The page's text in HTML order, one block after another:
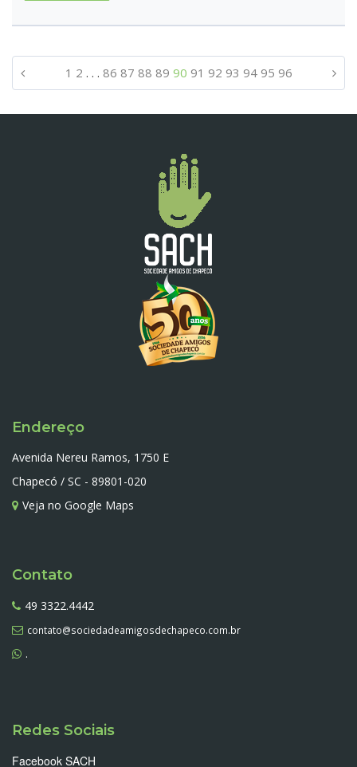
1 2 . . . 86 87 88 89 90 91 92 93 94 95 96
Endereço
Avenida Nereu Ramos, 1750 E
Chapecó / SC - 89801-020
Veja no Google Maps
Contato
49 3322.4442
contato@sociedadeamigosdechapeco.com.br
.
Redes Sociais
Facebook SACH